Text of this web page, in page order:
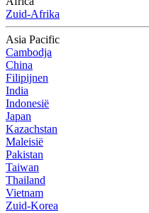
Zuid-Afrika
Asia Pacific
Cambodja
China
Filipijnen
India
Indonesië
Japan
Kazachstan
Maleisië
Pakistan
Taiwan
Thailand
Vietnam
Zuid-Korea